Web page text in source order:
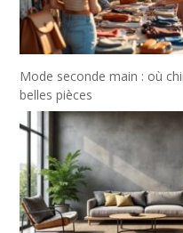
Mode seconde main : où
belles pièces